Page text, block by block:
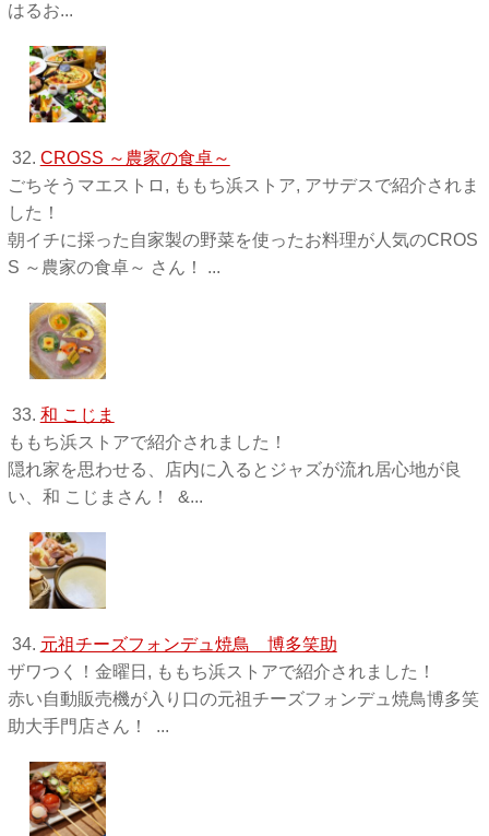
はるお...
32. CROSS ～農家の食卓～
ごちそうマエストロ, ももち浜ストア, アサデスで紹介されま
した！
朝イチに採った自家製の野菜を使ったお料理が人気のCROS
S ～農家の食卓～ さん！ ...
33. 和 こじま
ももち浜ストアで紹介されました！
隠れ家を思わせる、店内に入るとジャズが流れ居心地が良
い、和 こじまさん！ &...
34. 元祖チーズフォンデュ焼鳥 博多笑助
ザワつく！金曜日, ももち浜ストアで紹介されました！
赤い自動販売機が入り口の元祖チーズフォンデュ焼鳥博多笑
助大手門店さん！ ...